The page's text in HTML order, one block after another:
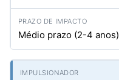
Médio prazo (2-4 anos)